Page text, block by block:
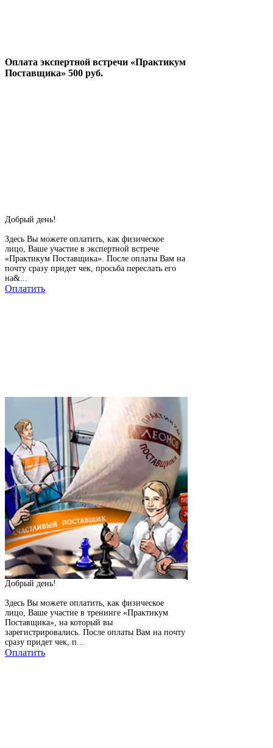
Оплата экспертной встречи «Практикум
Поставщика» 500 руб.
Добрый день!
Здесь Вы можете оплатить, как физическое
лицо, Ваше участие в экспертной встрече
«Практикум Поставщика». После оплаты Вам на
почту сразу придет чек, просьба переслать его
на&...
Оплатить
Оплата тренинга «Практикум
Поставщика» 15 000 руб.
Добрый день!
Здесь Вы можете оплатить, как физическое
лицо, Ваше участие в тренинге «Практикум
Поставщика», на который вы
зарегистрировались. После оплаты Вам на почту
сразу придет чек, п...
Оплатить